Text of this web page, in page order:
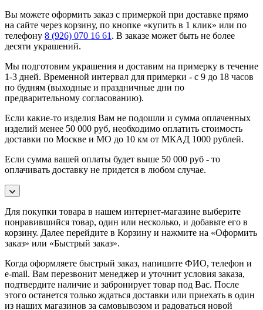
Вы можете оформить заказ с примеркой при доставке прямо
на сайте через корзину, по кнопке «купить в 1 клик» или по
телефону 8 (926) 070 16 61 . В заказе может быть не более
десяти украшений.
Мы подготовим украшения и доставим на примерку в течение
1-3 дней. Временной интервал для примерки - с 9 до 18 часов
по будням (выходные и праздничные дни по
предварительному согласованию).
Если какие-то изделия Вам не подошли и сумма оплаченных
изделий менее 50 000 руб, необходимо оплатить стоимость
доставки по Москве и МО до 10 км от МКАД 1000 рублей.
Если сумма вашей оплаты будет выше 50 000 руб - то
оплачивать доставку не придется в любом случае.
Для покупки товара в нашем интернет-магазине выберите
понравившийся товар, один или несколько, и добавьте его в
корзину. Далее перейдите в Корзину и нажмите на «Оформить
заказ» или «Быстрый заказ».
Когда оформляете быстрый заказ, напишите ФИО, телефон и
e-mail. Вам перезвонит менеджер и уточнит условия заказа,
подтвердите наличие и забронирует товар под Вас. После
этого останется только ждаться доставки или приехать в один
из наших магазинов за самовывозом и радоваться новой